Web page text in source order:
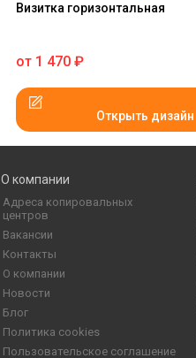
Визитка горизонтальная
от 1 470 ₽
Открыть дизайн
О компании
Адреса копировальных
центров
Вакансии
Контакты
О компании
Новости
Блог
Политика cookies
Пользовательское соглашение